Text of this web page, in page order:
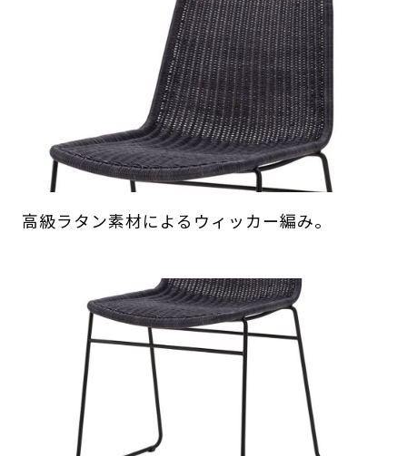
高級ラタン素材によるウィッカー編み。